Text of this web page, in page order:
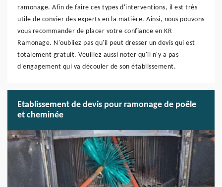
ramonage. Afin de faire ces types d'interventions, il est très
utile de convier des experts en la matière. Ainsi, nous pouvons
vous recommander de placer votre confiance en KR
Ramonage. N'oubliez pas qu'il peut dresser un devis qui est
totalement gratuit. Veuillez aussi noter qu'il n'y a pas
d'engagement qui va découler de son établissement.
Etablissement de devis pour ramonage de poêle
et cheminée